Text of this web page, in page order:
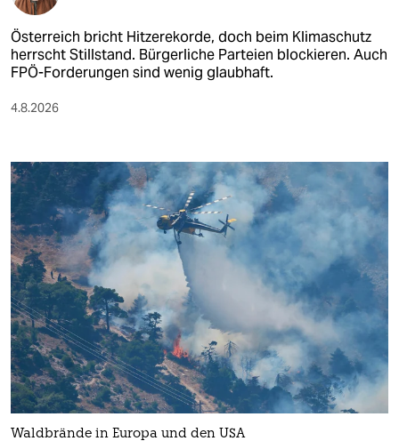
Österreich bricht Hitzerekorde, doch beim Klimaschutz
herrscht Stillstand. Bürgerliche Parteien blockieren. Auch
FPÖ-Forderungen sind wenig glaubhaft.
4.8.2026
Waldbrände in Europa und den USA